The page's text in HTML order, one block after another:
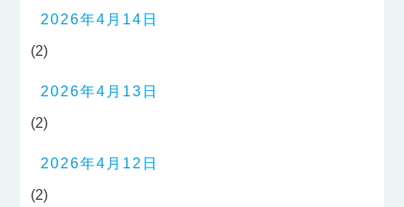
2026年4月14日
(2)
2026年4月13日
(2)
2026年4月12日
(2)